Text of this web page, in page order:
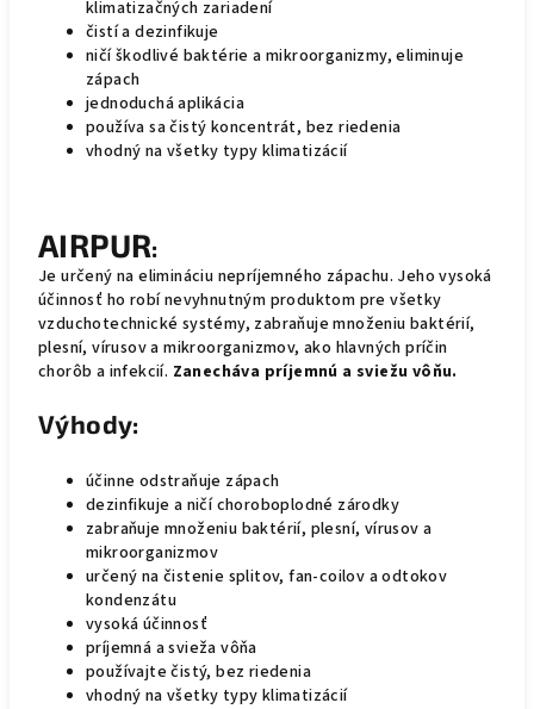
klimatizačných zariadení
čistí a dezinfikuje
ničí škodlivé baktérie a mikroorganizmy, eliminuje
zápach
jednoduchá aplikácia
používa sa čistý koncentrát, bez riedenia
vhodný na všetky typy klimatizácií
AIRPUR:
Je určený na elimináciu nepríjemného zápachu. Jeho vysoká
účinnosť ho robí nevyhnutným produktom pre všetky
vzduchotechnické systémy, zabraňuje množeniu baktérií,
plesní, vírusov a mikroorganizmov, ako hlavných príčin
chorôb a infekcií. Zanecháva príjemnú a sviežu vôňu.
Výhody:
účinne odstraňuje zápach
dezinfikuje a ničí choroboplodné zárodky
zabraňuje množeniu baktérií, plesní, vírusov a
mikroorganizmov
určený na čistenie splitov, fan-coilov a odtokov
kondenzátu
vysoká účinnosť
príjemná a svieža vôňa
používajte čistý, bez riedenia
vhodný na všetky typy klimatizácií